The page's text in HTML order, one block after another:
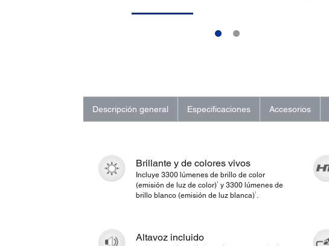
Descripción general Especificaciones Accesorios
Brillante y de colores vivos
Incluye 3300 lúmenes de brillo de color
(emisión de luz de color)1
y 3300 lúmenes de
brillo blanco (emisión de luz blanca)1 .
Altavoz incluido